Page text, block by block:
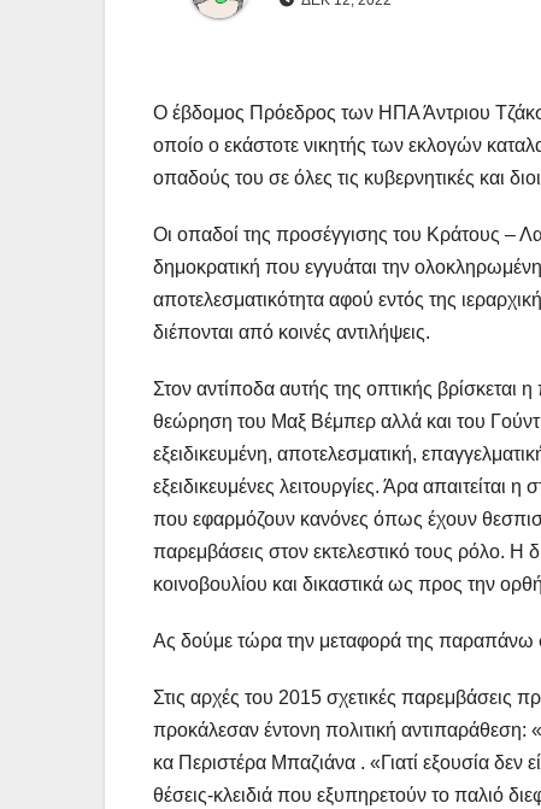
Ο έβδομος Πρόεδρος των ΗΠΑ Άντριου
οποίο ο εκάστοτε νικητής των εκλογών
οπαδούς του σε όλες τις κυβερνητικές και
Οι οπαδοί της προσέγγισης του Κράτους –
δημοκρατική που εγγυάται την ολοκληρωμένη
αποτελεσματικότητα αφού εντός της
διέπονται από κοινές αντιλήψεις.
Στον αντίποδα αυτής της οπτικής βρίσκεται
θεώρηση του Μαξ Βέμπερ αλλά και του
εξειδικευμένη, αποτελεσματική,
εξειδικευμένες λειτουργίες. Άρα απαιτείται
που εφαρμόζουν κανόνες όπως έχουν
παρεμβάσεις στον εκτελεστικό τους ρόλο. Η
κοινοβουλίου και δικαστικά ως προς την
Ας δούμε τώρα την μεταφορά της παραπάνω
Στις αρχές του 2015 σχετικές παρεμβάσεις
προκάλεσαν έντονη πολιτική
κα Περιστέρα Μπαζιάνα . «Γιατί εξουσία
θέσεις-κλειδιά που εξυπηρετούν το παλιό